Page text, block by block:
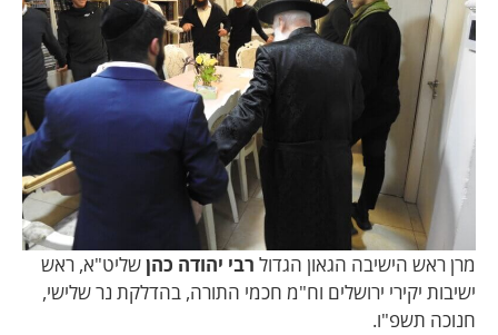
מרן ראש הישיבה הגאון הגדולרבי יהודה כהןשליט"א, ראש
ישיבות יקירי ירושלים וח"מ חכמי התורה, בהדלקת נר שלישי,
חנוכה תשפ"ו.